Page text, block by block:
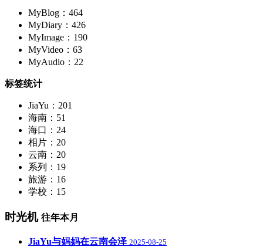
MyBlog：464
MyDiary：426
MyImage：190
MyVideo：63
MyAudio：22
标签统计
JiaYu：201
海南：51
海口：24
相片：20
云南：20
系列：19
旅游：16
学校：15
时光机 往年本月
JiaYu与妈妈在云南会泽 2025-08-25